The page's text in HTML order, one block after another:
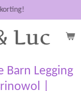
Barn Legging
|